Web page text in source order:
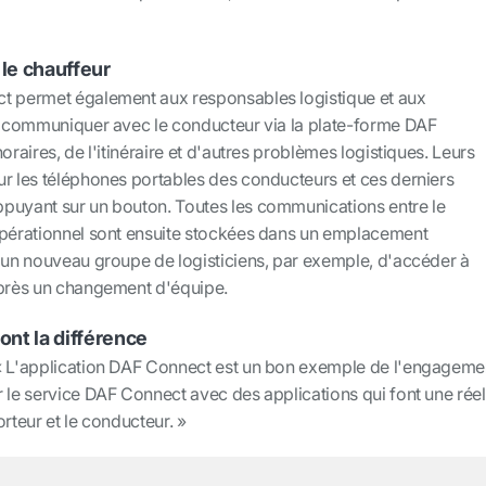
chauffeur
permet également aux responsables logistique et aux
avec le conducteur via la plate-forme DAF
de l'itinéraire et d'autres problèmes logistiques. Leurs
les téléphones portables des conducteurs et ces derniers
sur un bouton. Toutes les communications entre le
sont ensuite stockées dans un emplacement
nouveau groupe de logisticiens, par exemple, d'accéder à
un changement d'équipe.
la différence
DAF Connect est un bon exemple de
le service DAF Connect avec des applications qui font une
et le conducteur. »